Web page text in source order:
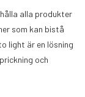
alla produkter
som kan bistå
light är en lösning
och